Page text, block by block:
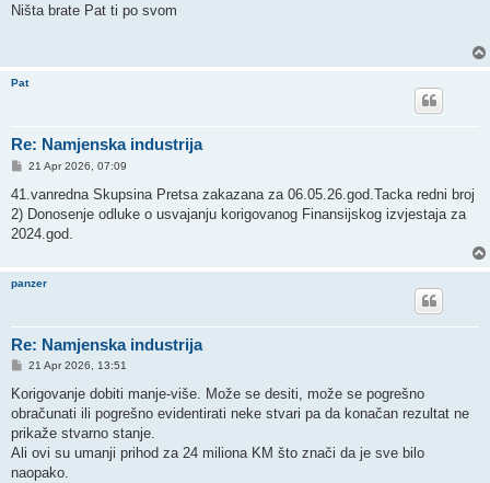
s
Ništa brate Pat ti po svom
Pat
Re: Namjenska industrija
P
s
21 Apr 2026, 07:09
41.vanredna Skupsina Pretsa zakazana za 06.05.26.god.Tacka redni broj
2) Donosenje odluke o usvajanju korigovanog Finansijskog izvjestaja za
2024.god.
panzer
Re: Namjenska industrija
P
s
21 Apr 2026, 13:51
Korigovanje dobiti manje-više. Može se desiti, može se pogrešno
obračunati ili pogrešno evidentirati neke stvari pa da konačan rezultat ne
prikaže stvarno stanje.
Ali ovi su umanji prihod za 24 miliona KM što znači da je sve bilo
naopako.